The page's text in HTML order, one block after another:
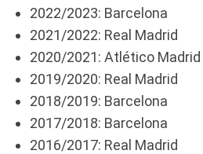
2022/2023: Barcelona
2021/2022: Real Madrid
2020/2021: Atlético Madrid
2019/2020: Real Madrid
2018/2019: Barcelona
2017/2018: Barcelona
2016/2017: Real Madrid